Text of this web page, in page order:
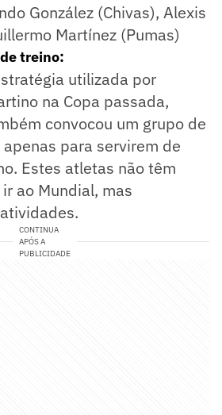
González (Chivas), Alexis
Martínez (Pumas)
treino:
utilizada por
na Copa passada,
convocou um grupo de
para servirem de
Estes atletas não têm
ao Mundial, mas
CONTINUA
APÓS A
PUBLICIDADE